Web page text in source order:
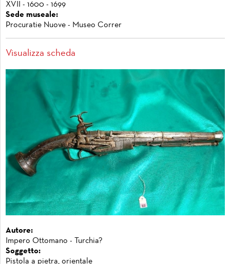
XVII - 1600 - 1699
Sede museale:
Procuratie Nuove - Museo Correr
Visualizza scheda
Autore:
Impero Ottomano - Turchia?
Soggetto:
Pistola a pietra, orientale